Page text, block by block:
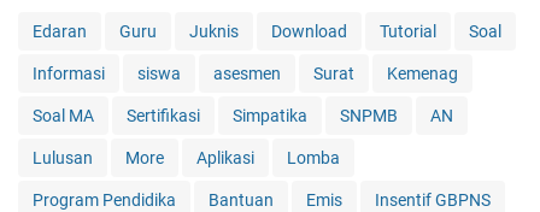
Edaran Guru Juknis Download Tutorial Soal
Informasi siswa asesmen Surat Kemenag
Soal MA Sertifikasi Simpatika SNPMB AN
Lulusan More Aplikasi Lomba
Program Pendidika Bantuan Emis Insentif GBPNS